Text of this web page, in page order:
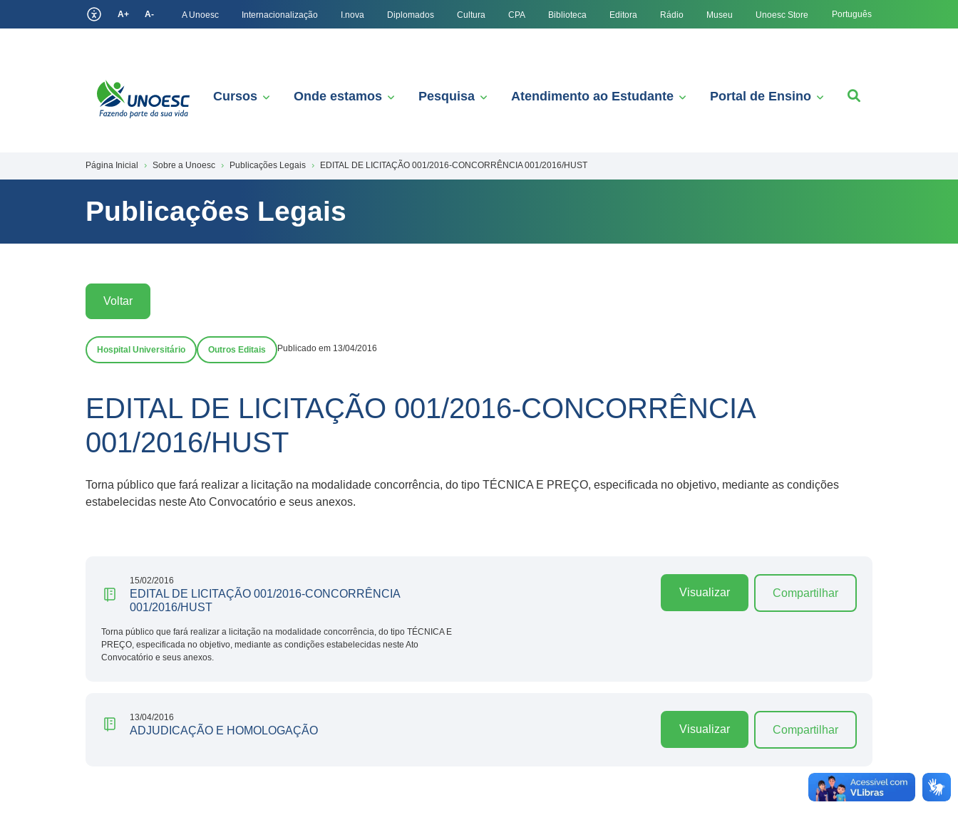
A+ A- A Unoesc Internacionalização I.nova Diplomados Cultura CPA Biblioteca Editora Rádio Museu Unoesc Store Português
Cursos Onde estamos Pesquisa Atendimento ao Estudante Portal de Ensino
Página Inicial Sobre a Unoesc Publicações Legais EDITAL DE LICITAÇÃO 001/2016-CONCORRÊNCIA 001/2016/HUST
Publicações Legais
Voltar
Hospital Universitário Outros Editais Publicado em 13/04/2016
EDITAL DE LICITAÇÃO 001/2016-CONCORRÊNCIA
001/2016/HUST
Torna público que fará realizar a licitação na modalidade concorrência, do tipo TÉCNICA E PREÇO, especificada no objetivo, mediante as condições
estabelecidas neste Ato Convocatório e seus anexos.
15/02/2016
EDITAL DE LICITAÇÃO 001/2016-CONCORRÊNCIA
001/2016/HUST
Torna público que fará realizar a licitação na modalidade concorrência, do tipo TÉCNICA E
PREÇO, especificada no objetivo, mediante as condições estabelecidas neste Ato
Convocatório e seus anexos.
Visualizar Compartilhar
13/04/2016
ADJUDICAÇÃO E HOMOLOGAÇÃO Visualizar Compartilhar